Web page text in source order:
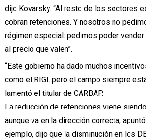
dijo Kovarsky. “Al resto de los sectores
cobran retenciones. Y nosotros no
régimen especial: pedimos poder
al precio que valen”.
“Este gobierno ha dado muchos
como el RIGI, pero el campo siempre
lamentó el titular de CARBAP.
La reducción de retenciones viene
aunque va en la dirección correcta,
ejemplo, dijo que la disminución en los